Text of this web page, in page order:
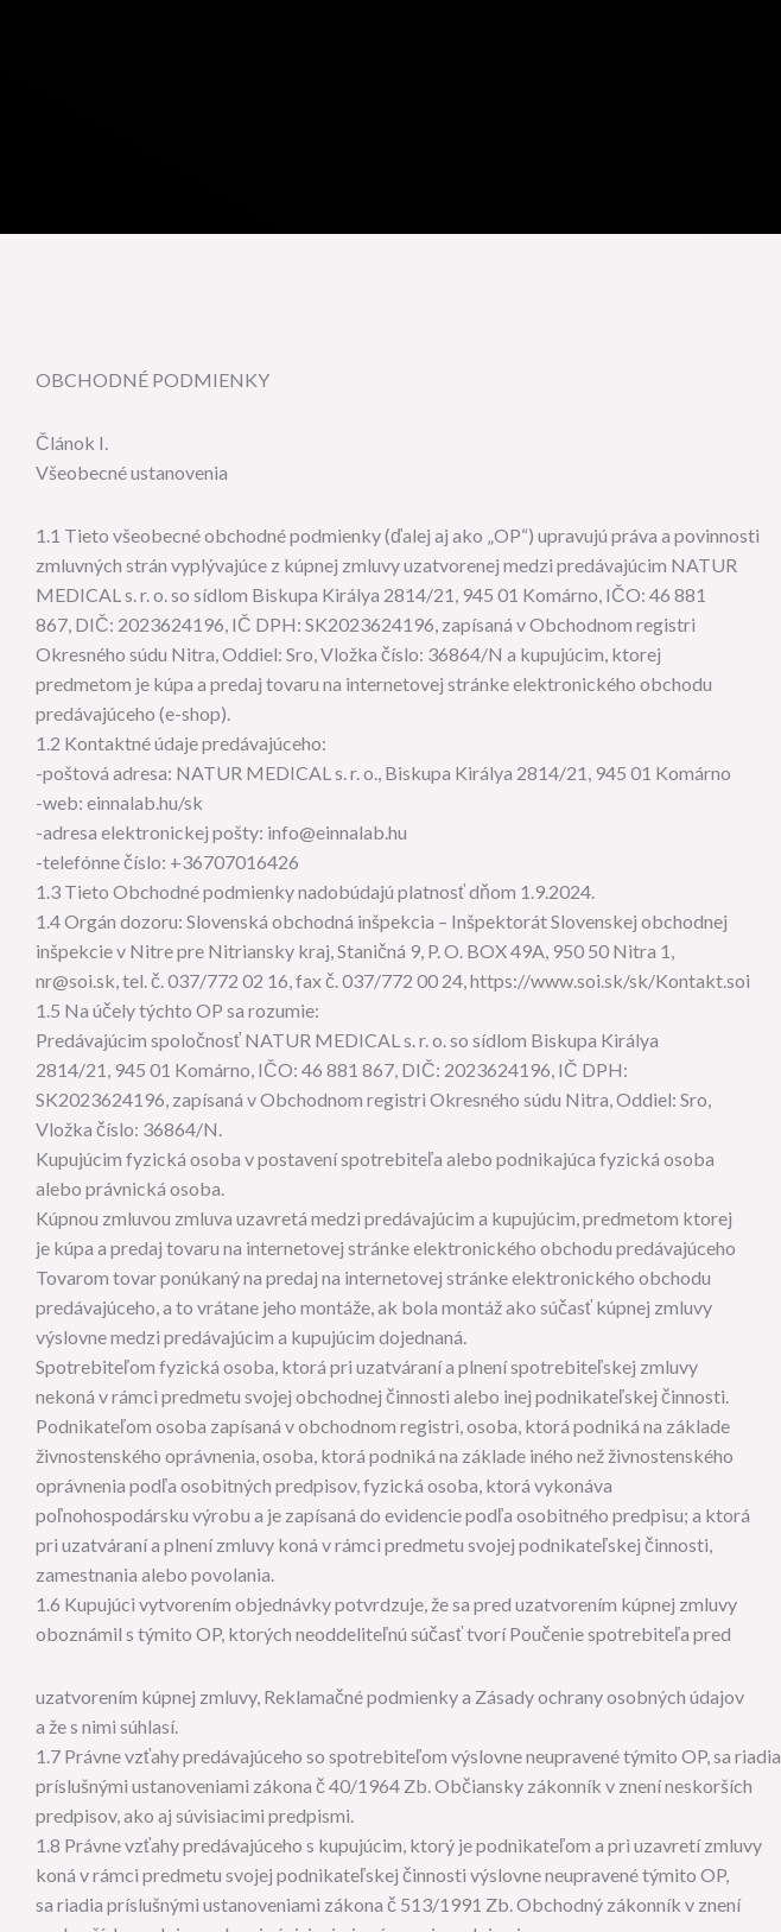
OBCHODNÉ PODMIENKY
Článok I.
Všeobecné ustanovenia
1.1 Tieto všeobecné obchodné podmienky (ďalej aj ako „OP“) upravujú práva a povinnosti
zmluvných strán vyplývajúce z kúpnej zmluvy uzatvorenej medzi predávajúcim NATUR
MEDICAL s. r. o. so sídlom Biskupa Királya 2814/21, 945 01 Komárno, IČO: 46 881
867, DIČ: 2023624196, IČ DPH: SK2023624196, zapísaná v Obchodnom registri
Okresného súdu Nitra, Oddiel: Sro, Vložka číslo: 36864/N a kupujúcim, ktorej
predmetom je kúpa a predaj tovaru na internetovej stránke elektronického obchodu
predávajúceho (e-shop).
1.2 Kontaktné údaje predávajúceho:
-poštová adresa: NATUR MEDICAL s. r. o., Biskupa Királya 2814/21, 945 01 Komárno
-web: einnalab.hu/sk
-adresa elektronickej pošty: info@einnalab.hu
-telefónne číslo: +36707016426
1.3 Tieto Obchodné podmienky nadobúdajú platnosť dňom 1.9.2024.
1.4 Orgán dozoru: Slovenská obchodná inšpekcia – Inšpektorát Slovenskej obchodnej
inšpekcie v Nitre pre Nitriansky kraj, Staničná 9, P. O. BOX 49A, 950 50 Nitra 1,
nr@soi.sk, tel. č. 037/772 02 16, fax č. 037/772 00 24, https://www.soi.sk/sk/Kontakt.soi
1.5 Na účely týchto OP sa rozumie:
Predávajúcim spoločnosť NATUR MEDICAL s. r. o. so sídlom Biskupa Királya
2814/21, 945 01 Komárno, IČO: 46 881 867, DIČ: 2023624196, IČ DPH:
SK2023624196, zapísaná v Obchodnom registri Okresného súdu Nitra, Oddiel: Sro,
Vložka číslo: 36864/N.
Kupujúcim fyzická osoba v postavení spotrebiteľa alebo podnikajúca fyzická osoba
alebo právnická osoba.
Kúpnou zmluvou zmluva uzavretá medzi predávajúcim a kupujúcim, predmetom ktorej
je kúpa a predaj tovaru na internetovej stránke elektronického obchodu predávajúceho
Tovarom tovar ponúkaný na predaj na internetovej stránke elektronického obchodu
predávajúceho, a to vrátane jeho montáže, ak bola montáž ako súčasť kúpnej zmluvy
výslovne medzi predávajúcim a kupujúcim dojednaná.
Spotrebiteľom fyzická osoba, ktorá pri uzatváraní a plnení spotrebiteľskej zmluvy
nekoná v rámci predmetu svojej obchodnej činnosti alebo inej podnikateľskej činnosti.
Podnikateľom osoba zapísaná v obchodnom registri, osoba, ktorá podniká na základe
živnostenského oprávnenia, osoba, ktorá podniká na základe iného než živnostenského
oprávnenia podľa osobitných predpisov, fyzická osoba, ktorá vykonáva
poľnohospodársku výrobu a je zapísaná do evidencie podľa osobitného predpisu; a ktorá
pri uzatváraní a plnení zmluvy koná v rámci predmetu svojej podnikateľskej činnosti,
zamestnania alebo povolania.
1.6 Kupujúci vytvorením objednávky potvrdzuje, že sa pred uzatvorením kúpnej zmluvy
oboznámil s týmito OP, ktorých neoddeliteľnú súčasť tvorí Poučenie spotrebiteľa pred
uzatvorením kúpnej zmluvy, Reklamačné podmienky a Zásady ochrany osobných údajov
a že s nimi súhlasí.
1.7 Právne vzťahy predávajúceho so spotrebiteľom výslovne neupravené týmito OP, sa riadia
príslušnými ustanoveniami zákona č 40/1964 Zb. Občiansky zákonník v znení neskorších
predpisov, ako aj súvisiacimi predpismi.
1.8 Právne vzťahy predávajúceho s kupujúcim, ktorý je podnikateľom a pri uzavretí zmluvy
koná v rámci predmetu svojej podnikateľskej činnosti výslovne neupravené týmito OP,
sa riadia príslušnými ustanoveniami zákona č 513/1991 Zb. Obchodný zákonník v znení